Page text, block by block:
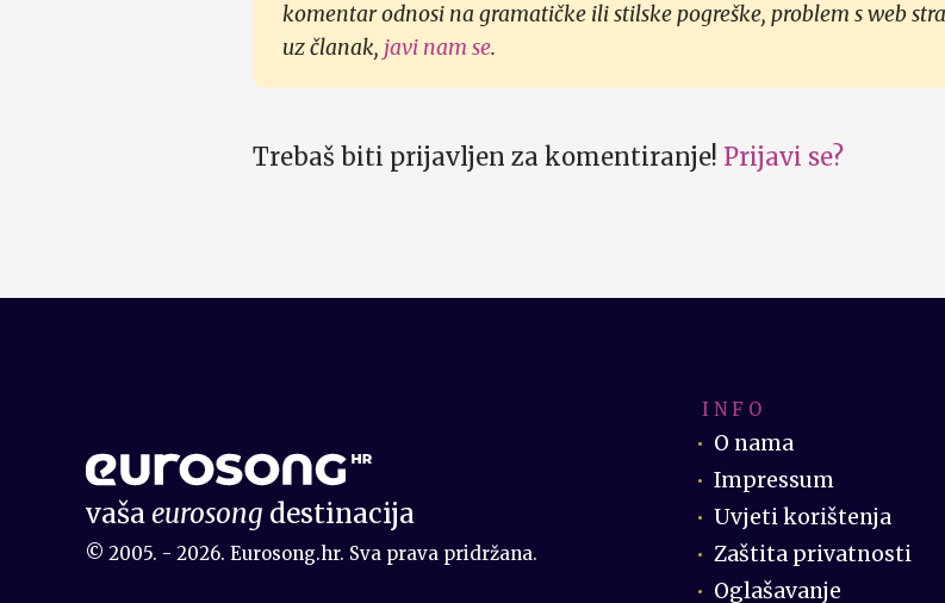
komentar odnosi na gramatičke ili stilske pogreške, problem s web
uz članak, javi nam se.
Trebaš biti prijavljen za komentiranje! Prijavi se?
vašaeurosong destinacija
© 2005. - 2026. Eurosong.hr. Sva prava pridržana.
I N F O
O nama
Impressum
Uvjeti korištenja
Zaštita privatnosti
Oglašavanje